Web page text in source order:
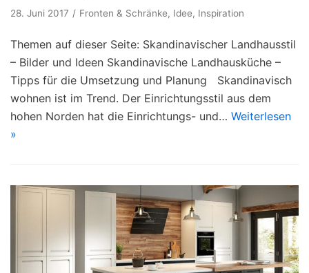
28. Juni 2017 Fronten & Schränke, Idee, Inspiration
Themen auf dieser Seite: Skandinavischer Landhausstil
– Bilder und Ideen Skandinavische Landhausküche –
Tipps für die Umsetzung und Planung Skandinavisch
wohnen ist im Trend. Der Einrichtungsstil aus dem
hohen Norden hat die Einrichtungs- und… Weiterlesen
»